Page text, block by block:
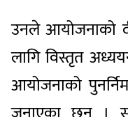
उनले आयोजनाको
लागि विस्तृत
आयोजनाको